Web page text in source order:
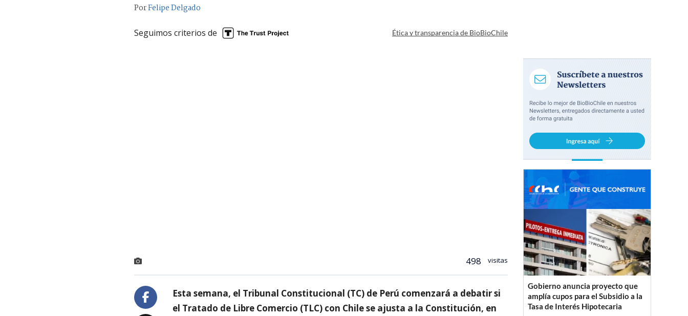
PorFelipe Delgado
Seguimos criterios de Ética y transparencia de BioBioChile
498 visitas
Esta semana, el Tribunal Constitucional (TC) de Perú comenzará a debatir si
el Tratado de Libre Comercio (TLC) con Chile se ajusta a la Constitución, en
Gobierno anuncia proyecto que
amplía cupos para el Subsidio a la
Tasa de Interés Hipotecaria